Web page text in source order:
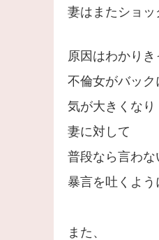
妻はまたショッ
原因はわかりき
不倫女がバッ
気が大きくなり
妻に対して
普段なら言わな
暴言を吐くよう
また、